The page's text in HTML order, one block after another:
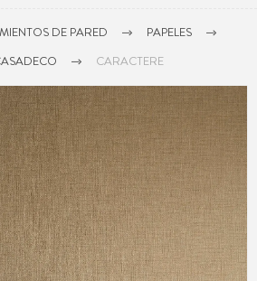
DE PARED
PAPELES
CARACTERE